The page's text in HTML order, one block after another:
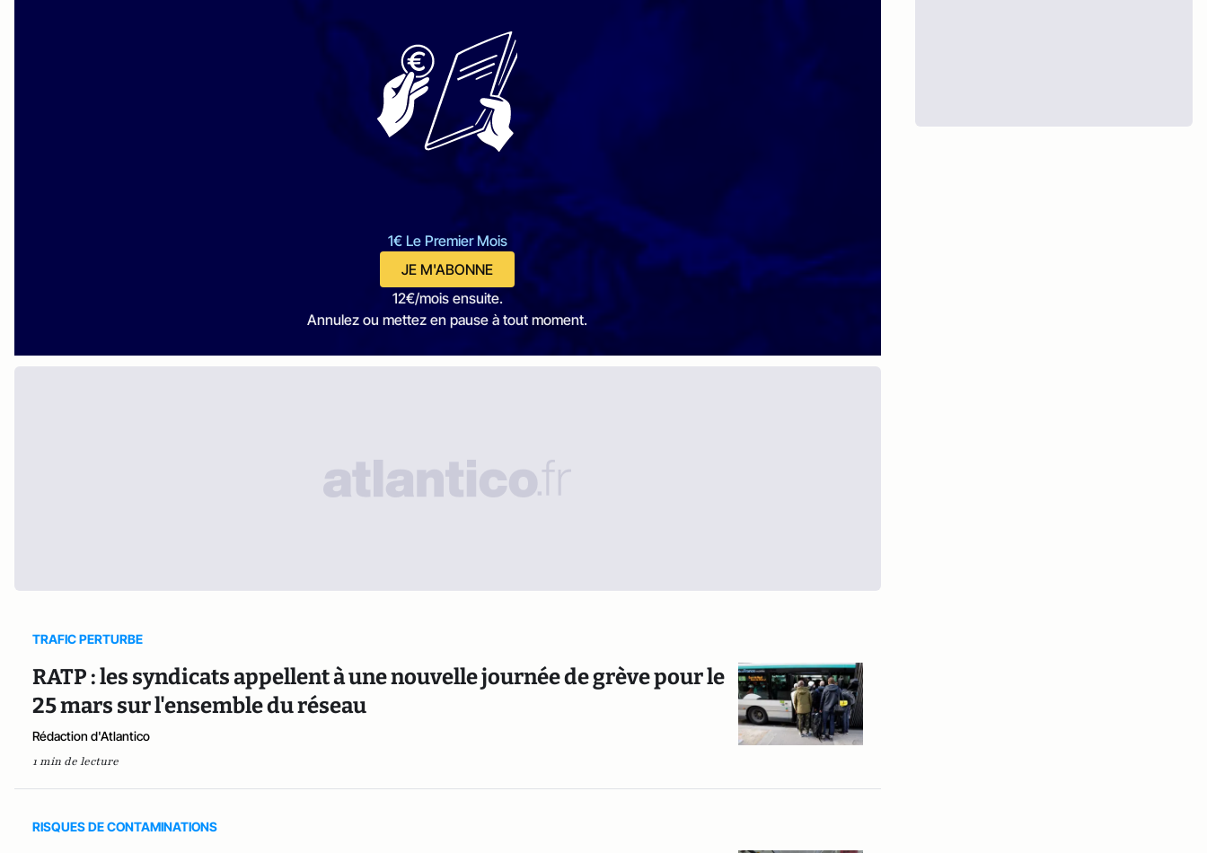
1€ Le Premier Mois
JE M'ABONNE
12€/mois ensuite.
Annulez ou mettez en pause à tout moment.
TRAFIC PERTURBE
RATP : les syndicats appellent à une nouvelle journée de grève pour le
25 mars sur l'ensemble du réseau
Rédaction d'Atlantico
1 min de lecture
RISQUES DE CONTAMINATIONS